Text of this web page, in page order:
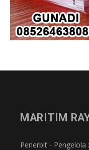
MARITIM
Penerbit -